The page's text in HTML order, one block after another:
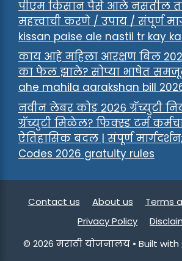
पीएम किसान पैसे आले नसतील
महत्त्वाची करणे / उपाय / संपूर्ण
kissan paise ale nastil tr kay
काय आहे महिला आरक्षण बिल
का फेल झाले? सोप्या भाषेत
ahe mahila aarakshan bill
नवीन लेबर कोड २०२६ ग्रॅच्युटी
ग्रॅच्युटी मिळेल? फिक्स्ड टर्म
ऐतिहासिक बदल | संपूर्ण
Codes 2026 gratuity rules
Contact us About us
Terms
Privacy Policy
© 2026 मराठी योजनालय • Built with